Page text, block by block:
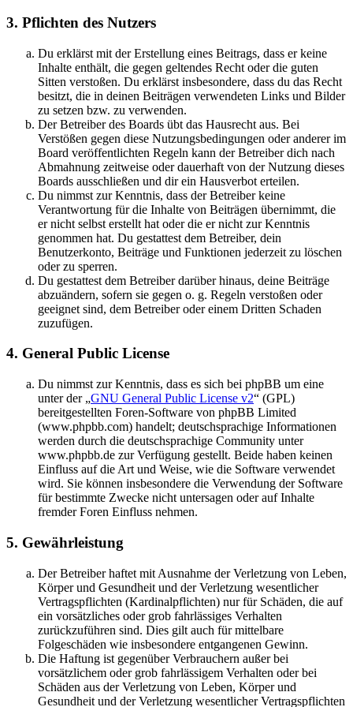
3. Pflichten des Nutzers
Du erklärst mit der Erstellung eines Beitrags, dass er keine
Inhalte enthält, die gegen geltendes Recht oder die guten
Sitten verstoßen. Du erklärst insbesondere, dass du das Recht
besitzt, die in deinen Beiträgen verwendeten Links und Bilder
zu setzen bzw. zu verwenden.
Der Betreiber des Boards übt das Hausrecht aus. Bei
Verstößen gegen diese Nutzungsbedingungen oder anderer im
Board veröffentlichten Regeln kann der Betreiber dich nach
Abmahnung zeitweise oder dauerhaft von der Nutzung dieses
Boards ausschließen und dir ein Hausverbot erteilen.
Du nimmst zur Kenntnis, dass der Betreiber keine
Verantwortung für die Inhalte von Beiträgen übernimmt, die
er nicht selbst erstellt hat oder die er nicht zur Kenntnis
genommen hat. Du gestattest dem Betreiber, dein
Benutzerkonto, Beiträge und Funktionen jederzeit zu löschen
oder zu sperren.
Du gestattest dem Betreiber darüber hinaus, deine Beiträge
abzuändern, sofern sie gegen o. g. Regeln verstoßen oder
geeignet sind, dem Betreiber oder einem Dritten Schaden
zuzufügen.
4. General Public License
Du nimmst zur Kenntnis, dass es sich bei phpBB um eine
unter der „GNU General Public License v2“ (GPL)
bereitgestellten Foren-Software von phpBB Limited
(www.phpbb.com) handelt; deutschsprachige Informationen
werden durch die deutschsprachige Community unter
www.phpbb.de zur Verfügung gestellt. Beide haben keinen
Einfluss auf die Art und Weise, wie die Software verwendet
wird. Sie können insbesondere die Verwendung der Software
für bestimmte Zwecke nicht untersagen oder auf Inhalte
fremder Foren Einfluss nehmen.
5. Gewährleistung
Der Betreiber haftet mit Ausnahme der Verletzung von Leben,
Körper und Gesundheit und der Verletzung wesentlicher
Vertragspflichten (Kardinalpflichten) nur für Schäden, die auf
ein vorsätzliches oder grob fahrlässiges Verhalten
zurückzuführen sind. Dies gilt auch für mittelbare
Folgeschäden wie insbesondere entgangenen Gewinn.
Die Haftung ist gegenüber Verbrauchern außer bei
vorsätzlichem oder grob fahrlässigem Verhalten oder bei
Schäden aus der Verletzung von Leben, Körper und
Gesundheit und der Verletzung wesentlicher Vertragspflichten